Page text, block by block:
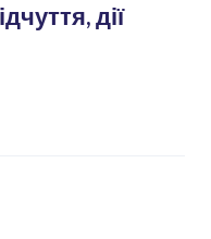
дії